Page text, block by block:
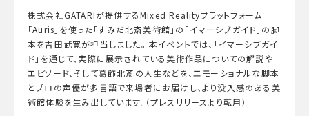
株式会社GATARIが提供するMixed Realityプラットフォーム
「Auris」を使った「すみだ北斎美術館」の「イマーシブガイド」の脚
本を吉田武寛が担当しました。 本イベントでは、「イマーシブガイ
ド」を通じて、実際に展示されている美術作品についての解説や
エピソード、そして葛飾北斎の人生などを、エモーショナルな脚本
とプロの声優が多言語で来場者にお届けし、より没入感のある美
術館体験を生み出しています。（プレスリリースより転用）